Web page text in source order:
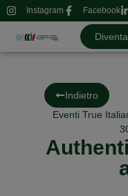
Instagram Facebook
Indietro
Eventi True